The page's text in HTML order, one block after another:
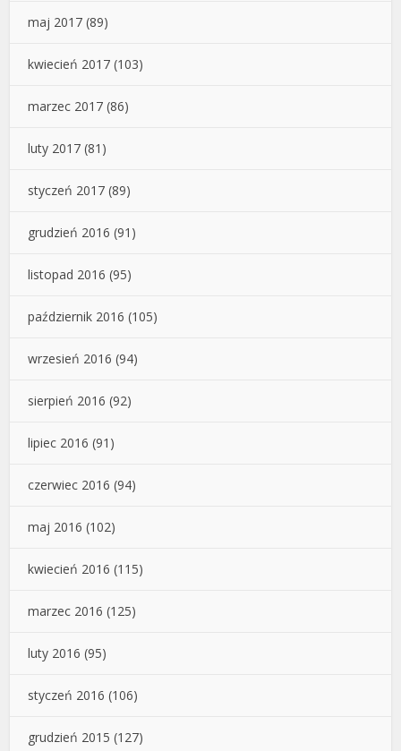
maj 2017 (89)
kwiecień 2017 (103)
marzec 2017 (86)
luty 2017 (81)
styczeń 2017 (89)
grudzień 2016 (91)
listopad 2016 (95)
październik 2016 (105)
wrzesień 2016 (94)
sierpień 2016 (92)
lipiec 2016 (91)
czerwiec 2016 (94)
maj 2016 (102)
kwiecień 2016 (115)
marzec 2016 (125)
luty 2016 (95)
styczeń 2016 (106)
grudzień 2015 (127)